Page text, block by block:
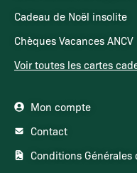
Cadeau de Noël insolite
Chèques Vacances ANCV
Voir toutes les cartes
Mon compte
Contact
Conditions Générales